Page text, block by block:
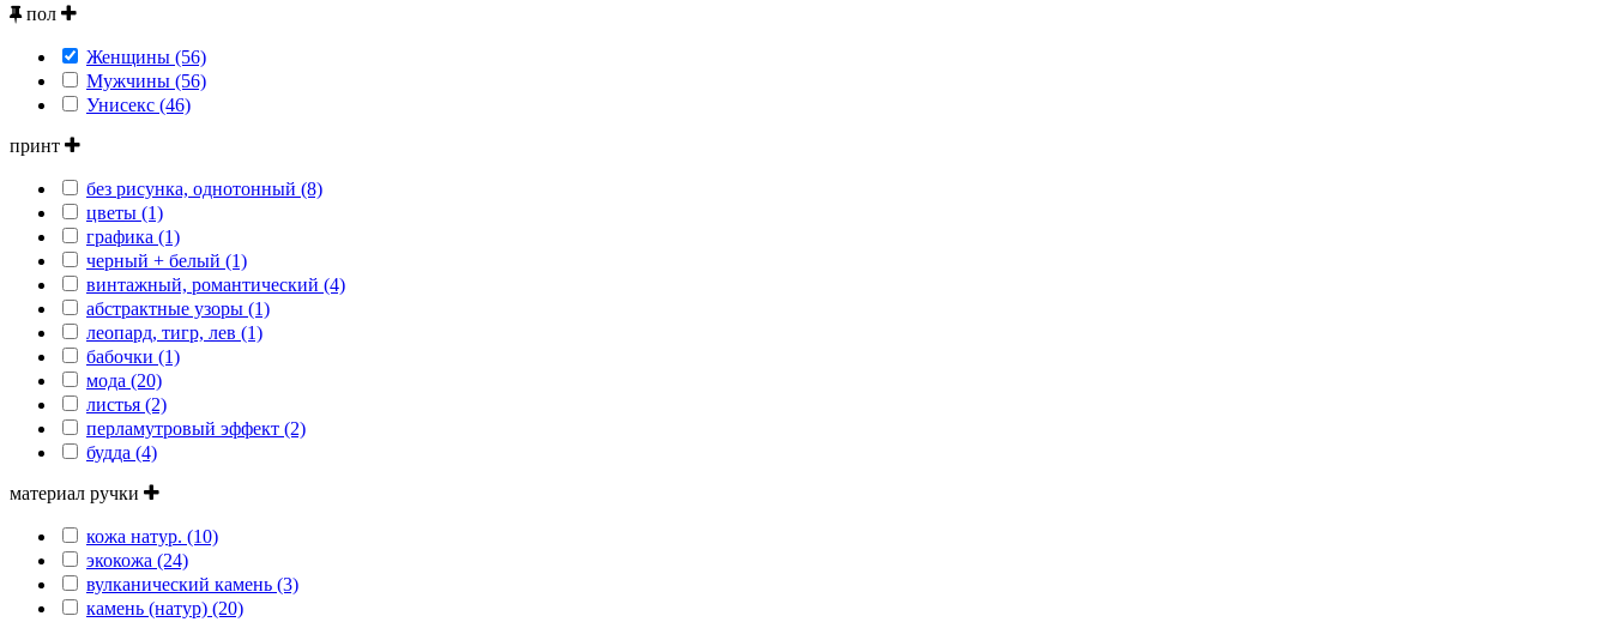
пол
Женщины (56)
Мужчины (56)
Унисекс (46)
принт
без рисунка, однотонный (8)
цветы (1)
графика (1)
черный + белый (1)
винтажный, романтический (4)
абстрактные узоры (1)
леопард, тигр, лев (1)
бабочки (1)
мода (20)
листья (2)
перламутровый эффект (2)
будда (4)
материал ручки
кожа натур. (10)
экокожа (24)
вулканический камень (3)
камень (натур) (20)